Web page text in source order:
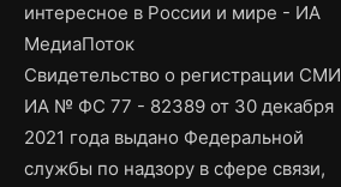
интересное в России и мире - ИА
МедиаПоток
Свидетельство о регистрации СМИ
ИА № ФС 77 - 82389 от 30 декабря
2021 года выдано Федеральной
службы по надзору в сфере связи,